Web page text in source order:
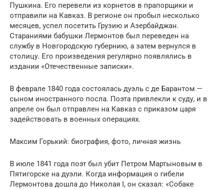
Пушкина. Его перевели из корнетов в прапорщики и
отправили на Кавказ. В регионе он пробыл несколько
месяцев, успел посетить Грузию и Азербайджан.
Стараниями бабушки Лермонтов был переведен на
службу в Новгородскую губернию, а затем вернулся в
столицу. Его произведения регулярно появлялись в
издании «Отечественные записки».
В феврале 1840 года состоялась дуэль с де Бapaнтом —
сыном иностранного посла. Поэта привлекли к суду, и в
апреле он был отправлен на Кавказ с приказом царя
задействовать в военных операциях.
Максим Горький: биография, фото, личная жизнь
В июле 1841 года поэт был убит Петром Мартыновым в
Пятигорске на дуэли. Когда информация о гибели
Лермонтова дошла до Николая I, он сказал: «Собаке